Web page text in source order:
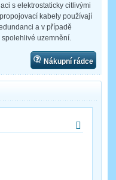
s elektrostaticky citlivými
kabely používají
a v případě
uzemnění.
Nákupní rádce